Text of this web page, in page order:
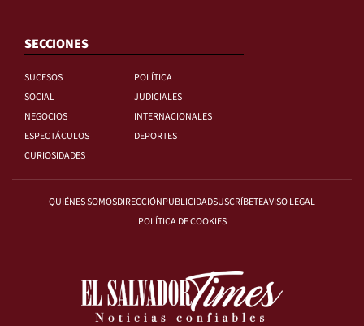
SECCIONES
SUCESOS
POLÍTICA
SOCIAL
JUDICIALES
NEGOCIOS
INTERNACIONALES
ESPECTÁCULOS
DEPORTES
CURIOSIDADES
QUIÉNES SOMOSDIRECCIÓNPUBLICIDADSUSCRÍBETEAVISO LEGAL
POLÍTICA DE COOKIES